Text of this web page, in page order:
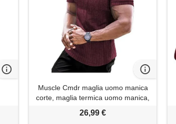
Muscle Cmdr maglia uomo manica
corte, maglia termica uomo manica,
cotone camicie muscolari slim
fit（rosso/l）
26,99 €